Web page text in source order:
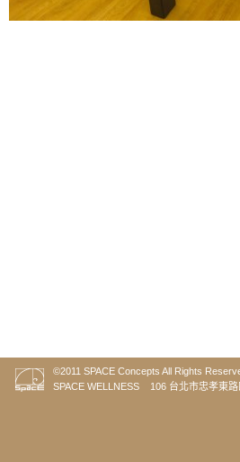
©2011 SPACE Concepts All Rights
SPACE WELLNESS 106 台北市忠孝東